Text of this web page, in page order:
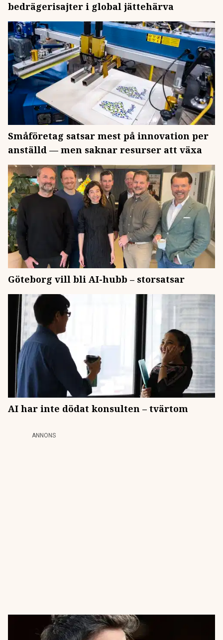
bedrägerisajter i global jättehärva
Småföretag satsar mest på innovation per
anställd — men saknar resurser att växa
Göteborg vill bli AI-hubb – storsatsar
AI har inte dödat konsulten – tvärtom
ANNONS